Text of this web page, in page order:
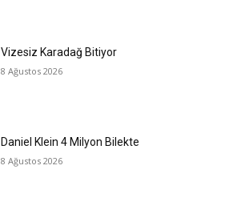
Vizesiz Karadağ Bitiyor
8 Ağustos 2026
Daniel Klein 4 Milyon Bilekte
8 Ağustos 2026